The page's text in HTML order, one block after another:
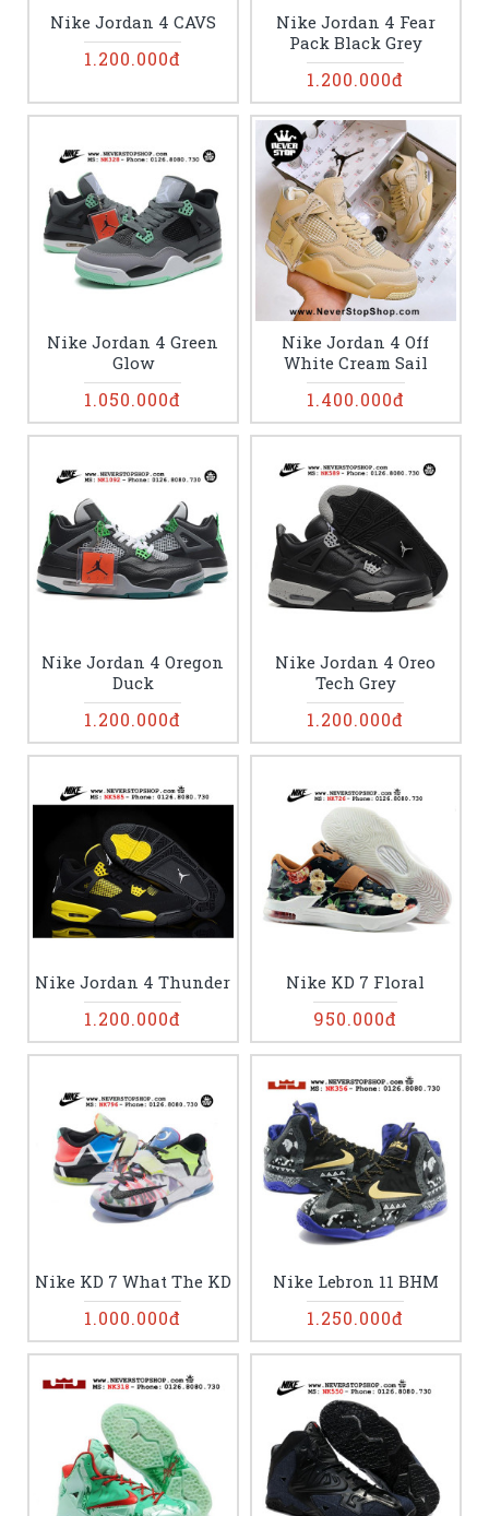
Nike Jordan 4 CAVS
1.200.000đ
Nike Jordan 4 Fear
Pack Black Grey
1.200.000đ
Nike Jordan 4 Green
Glow
1.050.000đ
Nike Jordan 4 Off
White Cream Sail
1.400.000đ
Nike Jordan 4 Oregon
Duck
1.200.000đ
Nike Jordan 4 Oreo
Tech Grey
1.200.000đ
Nike Jordan 4 Thunder
1.200.000đ
Nike KD 7 Floral
950.000đ
Nike KD 7 What The KD
1.000.000đ
Nike Lebron 11 BHM
1.250.000đ